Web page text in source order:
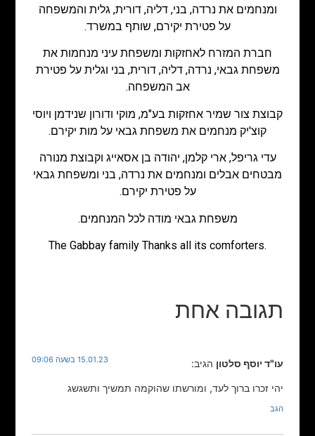
ומנחמים את נרדה, בני, דליה, דורית, גלית והמשפחה
על פטירת יקירם, שותף במשרד.
חברת המזרח לאחזקות ומשפחת עיני מנחמות את
משפחת גבאי, נרדה, דליה, דורית, בני וגלית על פטירת
אב המשפחה.
קבוצת צור שמיר אחזקות בע"מ, מוקי ודורון שנידמן ויוסי
קוצ'יק מנחמים את משפחת גבאי על מות יקירם.
עדי גריפל, ארי קלמן, יהודה בן אסאייג וקבוצת מנורה
מבטחים אבלים ומנחמים את נרדה, בני ומשפחת גבאי
על פטירת יקירם.
משפחת גבאי מודה לכל המנחמים.
The Gabbay family Thanks all its comforters.
תגובה אחת
עו"ד יוסף סלטון הגיב: 15.01.23 בשעה 09:06
יהי זכרו ברוך לעד, ומורשתו שהוקמה תמשיך ותשגשג
הגב